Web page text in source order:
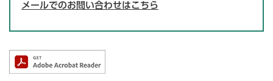
メールでのお問い合わせはこちら